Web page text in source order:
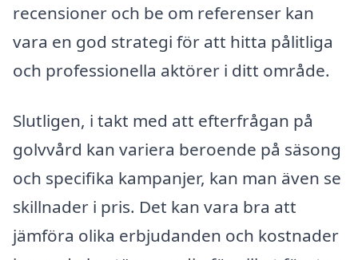
recensioner och be om referenser kan
vara en god strategi för att hitta pålitliga
och professionella aktörer i ditt område.
Slutligen, i takt med att efterfrågan på
golvvård kan variera beroende på säsong
och specifika kampanjer, kan man även se
skillnader i pris. Det kan vara bra att
jämföra olika erbjudanden och kostnader